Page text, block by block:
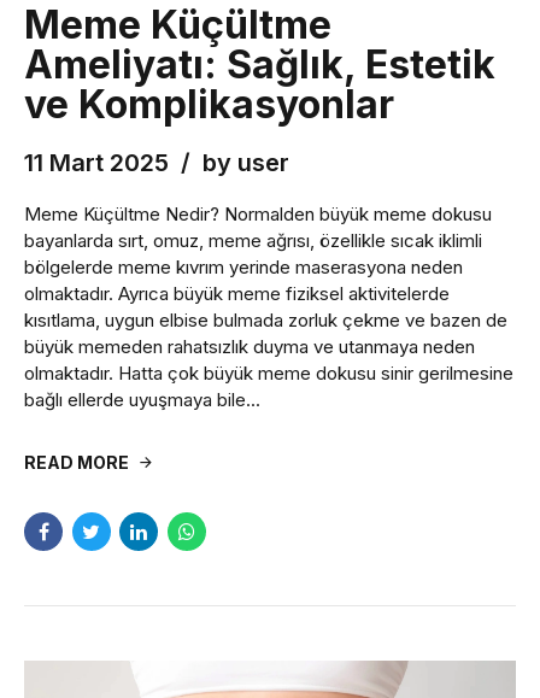
Meme Küçültme
Ameliyatı: Sağlık, Estetik
ve Komplikasyonlar
11 Mart 2025 by user
Meme Küçültme Nedir? Normalden büyük meme dokusu
bayanlarda sırt, omuz, meme ağrısı, özellikle sıcak iklimli
bölgelerde meme kıvrım yerinde maserasyona neden
olmaktadır. Ayrıca büyük meme fiziksel aktivitelerde
kısıtlama, uygun elbise bulmada zorluk çekme ve bazen de
büyük memeden rahatsızlık duyma ve utanmaya neden
olmaktadır. Hatta çok büyük meme dokusu sinir gerilmesine
bağlı ellerde uyuşmaya bile...
READ MORE